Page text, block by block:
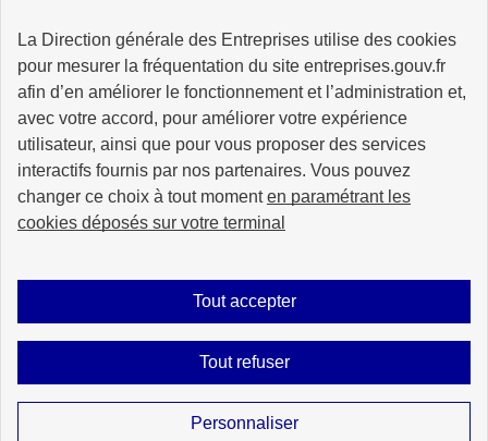
La Direction générale des Entreprises utilise des cookies
pour mesurer la fréquentation du site entreprises.gouv.fr
afin d’en améliorer le fonctionnement et l’administration et,
avec votre accord, pour améliorer votre expérience
utilisateur, ainsi que pour vous proposer des services
interactifs fournis par nos partenaires. Vous pouvez
changer ce choix à tout momenten paramétrant les
cookies déposés sur votre terminal
Tout accepter
Tout refuser
Personnaliser
GOUVERNEMENT
info.gouv.fr service-public.gouv.fr
Plan du site Accessibilité : partiellement conforme Mentions légales
Gestion des cookies
Sauf mention explicite de propriété intellectuelle détenue par des tiers, les